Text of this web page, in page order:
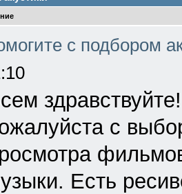
с подбором
с
Есть